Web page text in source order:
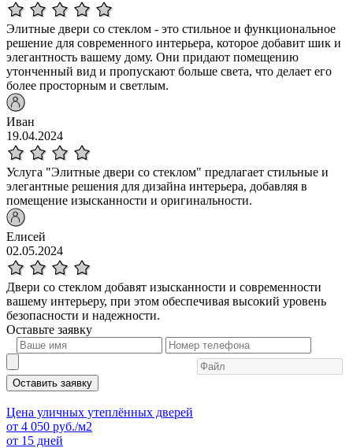
Элитные двери со стеклом - это стильное и функциональное
решение для современного интерьера, которое добавит шик и
элегантность вашему дому. Они придают помещению
утонченный вид и пропускают больше света, что делает его
более просторным и светлым.
Иван
19.04.2024
Услуга "Элитные двери со стеклом" предлагает стильные и
элегантные решения для дизайна интерьера, добавляя в
помещение изысканности и оригинальности.
Елисей
02.05.2024
Двери со стеклом добавят изысканности и современности
вашему интерьеру, при этом обеспечивая высокий уровень
безопасности и надежности.
Оставьте заявку
Оставить заявку
Цена уличных утеплённых дверей
от 4 050 руб./м2
от 15 дней